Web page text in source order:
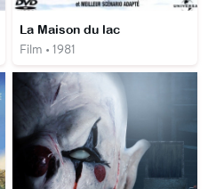
La Maison du lac
Film • 1981